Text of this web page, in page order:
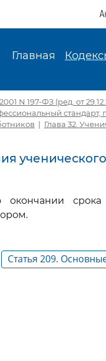
Главная
N 197-ФЗ (ред. от
стандарт,
| Глава 32.
окончании
Статья 209.